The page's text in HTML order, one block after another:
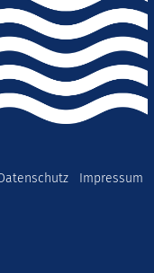
Impressum